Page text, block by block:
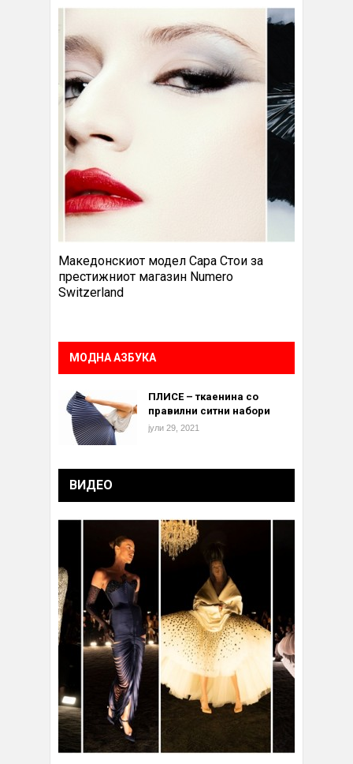
Македонскиот модел Сара Стои за
престижниот магазин Numero
Switzerland
МОДНА АЗБУКА
ПЛИСЕ – ткаенина со
правилни ситни набори
јули 29, 2021
ВИДЕО